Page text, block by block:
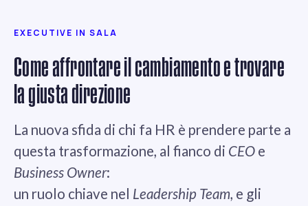
EXECUTIVE IN SALA
Come affrontare il cambiamento e trovare
la giusta direzione
La nuova sfida di chi fa HR è prendere parte a
questa trasformazione, al fianco di CEO e
Business Owner:
un ruolo chiave nel Leadership Team, e gli